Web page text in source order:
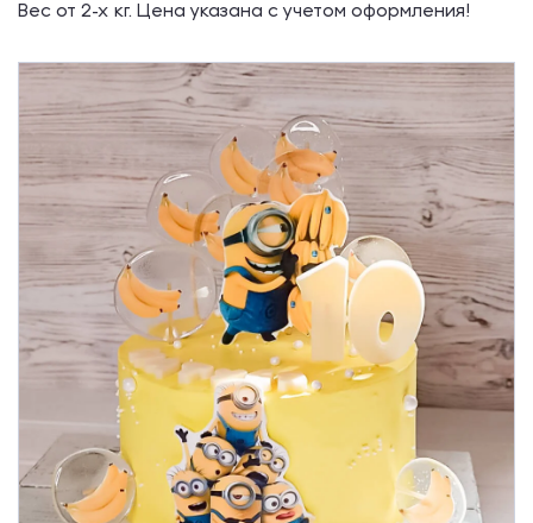
Вес от 2-х кг. Цена указана с учетом оформления!